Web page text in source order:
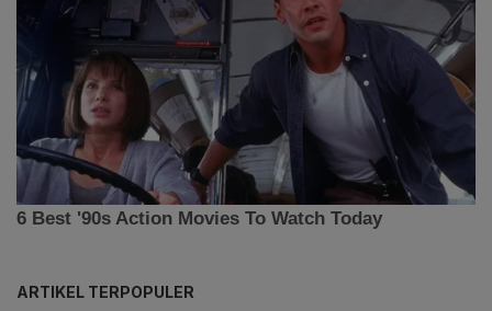
ARTIKEL TERPOPULER